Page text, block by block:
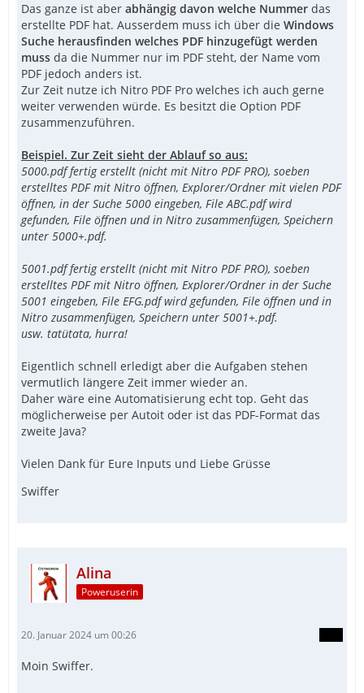
Das ganze ist aber abhängig davon welche Nummer das
erstellte PDF hat. Ausserdem muss ich über die Windows
Suche herausfinden welches PDF hinzugefügt werden
muss da die Nummer nur im PDF steht, der Name vom
PDF jedoch anders ist.
Zur Zeit nutze ich Nitro PDF Pro welches ich auch gerne
weiter verwenden würde. Es besitzt die Option PDF
zusammenzuführen.
Beispiel. Zur Zeit sieht der Ablauf so aus:
5000.pdf fertig erstellt (nicht mit Nitro PDF PRO), soeben
erstelltes PDF mit Nitro öffnen, Explorer/Ordner mit vielen PDF
öffnen, in der Suche 5000 eingeben, File ABC.pdf wird
gefunden, File öffnen und in Nitro zusammenfügen, Speichern
unter 5000+.pdf.
5001.pdf fertig erstellt (nicht mit Nitro PDF PRO), soeben
erstelltes PDF mit Nitro öffnen, Explorer/Ordner in der Suche
5001 eingeben, File EFG.pdf wird gefunden, File öffnen und in
Nitro zusammenfügen, Speichern unter 5001+.pdf.
usw. tatütata, hurra!
Eigentlich schnell erledigt aber die Aufgaben stehen
vermutlich längere Zeit immer wieder an.
Daher wäre eine Automatisierung echt top. Geht das
möglicherweise per Autoit oder ist das PDF-Format das
zweite Java?
Vielen Dank für Eure Inputs und Liebe Grüsse
Swiffer
Alina
Poweruserin
20. Januar 2024 um 00:26
Moin Swiffer.